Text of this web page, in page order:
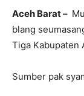
Aceh Barat –
blang
Tiga Kabupaten
Sumber pak